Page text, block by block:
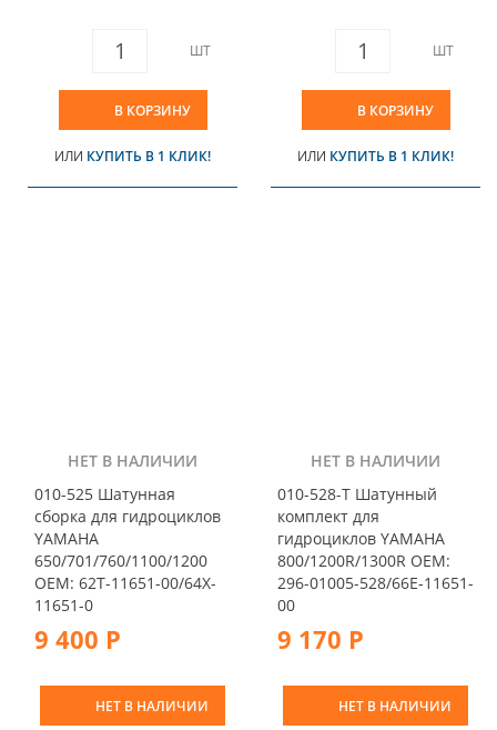
ШТ
В КОРЗИНУ
ИЛИ КУПИТЬ В 1 КЛИК!
ШТ
В КОРЗИНУ
ИЛИ КУПИТЬ В 1 КЛИК!
НЕТ В НАЛИЧИИ
010-525 Шатунная
сборка для гидроциклов
YAMAHA
650/701/760/1100/1200
OEM: 62T-11651-00/64X-
11651-0
9 400 Р
НЕТ В НАЛИЧИИ
НЕТ В НАЛИЧИИ
010-528-T Шатунный
комплект для
гидроциклов YAMAHA
800/1200R/1300R OEM:
296-01005-528/66E-11651-
00
9 170 Р
НЕТ В НАЛИЧИИ